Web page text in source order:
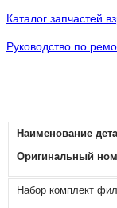
Каталог запчастей
Руководство по
Наименование
Оригинальный
Набор комплект